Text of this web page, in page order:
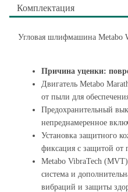
Комплектация
Угловая шлифмашина Metabo
Причина уценки:
Двигатель Metabo
от пыли для
Предохранительный
непреднамеренное
Установка защитного
фиксация с защитой от
Metabo VibraTech
система и
вибраций и защиты